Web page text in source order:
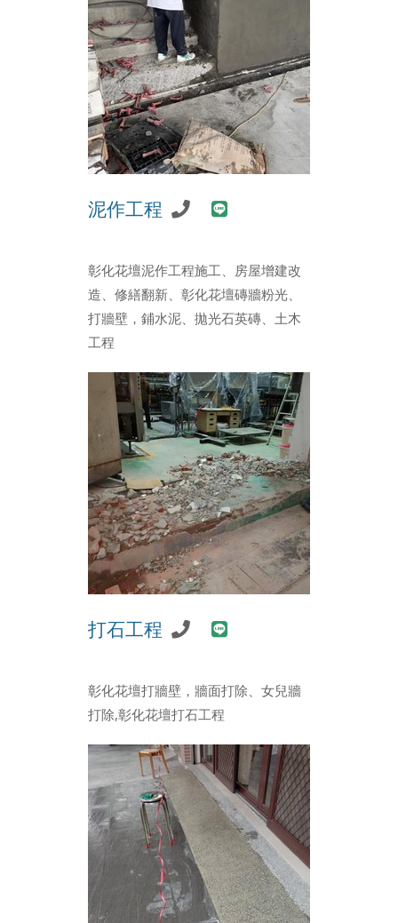
泥作工程
彰化花壇泥作工程施工、房屋增建改
造、修繕翻新、彰化花壇磚牆粉光、
打牆壁，鋪水泥、拋光石英磚、土木
工程
打石工程
彰化花壇打牆壁，牆面打除、女兒牆
打除,彰化花壇打石工程